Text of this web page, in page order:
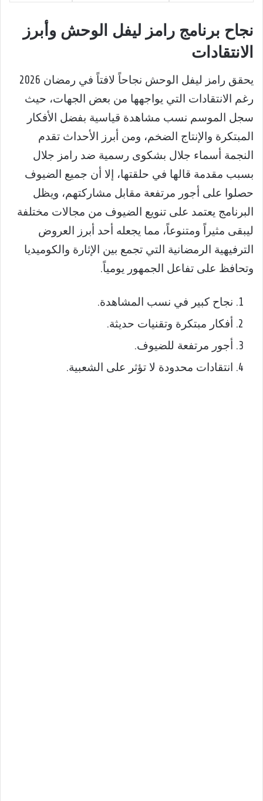
نجاح برنامج رامز ليفل الوحش وأبرز
الانتقادات
يحقق رامز ليفل الوحش نجاحاً لافتاً في رمضان 2026
رغم الانتقادات التي يواجهها من بعض الجهات، حيث
سجل الموسم نسب مشاهدة قياسية بفضل الأفكار
المبتكرة والإنتاج الضخم، ومن أبرز الأحداث تقدم
النجمة أسماء جلال بشكوى رسمية ضد رامز جلال
بسبب مقدمة قالها في حلقتها، إلا أن جميع الضيوف
حصلوا على أجور مرتفعة مقابل مشاركتهم، ويظل
البرنامج يعتمد على تنويع الضيوف من مجالات مختلفة
ليبقى مثيراً ومتنوعاً، مما يجعله أحد أبرز العروض
الترفيهية الرمضانية التي تجمع بين الإثارة والكوميديا
وتحافظ على تفاعل الجمهور يومياً.
نجاح كبير في نسب المشاهدة.
أفكار مبتكرة وتقنيات حديثة.
أجور مرتفعة للضيوف.
انتقادات محدودة لا تؤثر على الشعبية.